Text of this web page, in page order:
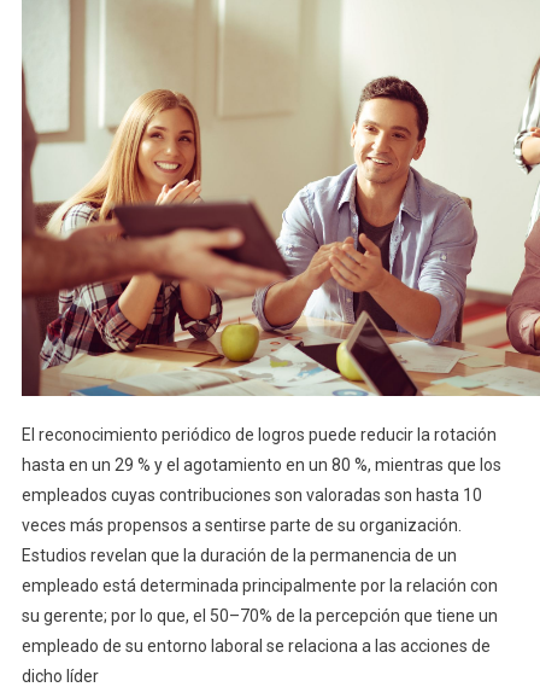
El reconocimiento periódico de logros puede reducir la rotación
hasta en un 29 % y el agotamiento en un 80 %, mientras que los
empleados cuyas contribuciones son valoradas son hasta 10
veces más propensos a sentirse parte de su organización.
Estudios revelan que la duración de la permanencia de un
empleado está determinada principalmente por la relación con
su gerente; por lo que, el 50–70% de la percepción que tiene un
empleado de su entorno laboral se relaciona a las acciones de
dicho líder